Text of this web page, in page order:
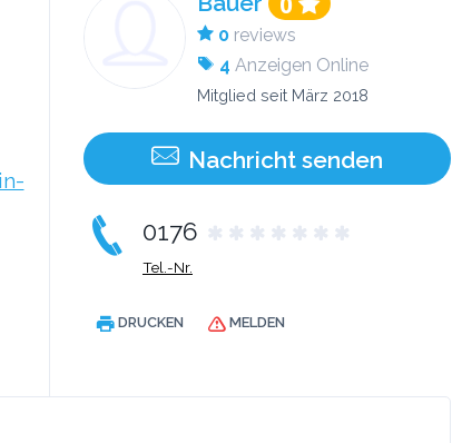
0 reviews
4 Anzeigen Online
Mitglied seit März 2018
Nachricht senden
0176
Tel.-Nr.
DRUCKEN MELDEN